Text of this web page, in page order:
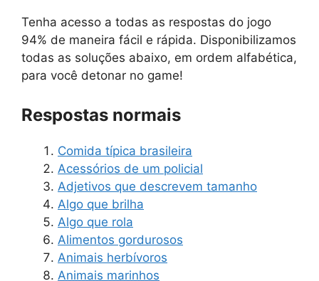
Tenha acesso a todas as respostas do jogo
94% de maneira fácil e rápida. Disponibilizamos
todas as soluções abaixo, em ordem alfabética,
para você detonar no game!
Respostas normais
Comida típica brasileira
Acessórios de um policial
Adjetivos que descrevem tamanho
Algo que brilha
Algo que rola
Alimentos gordurosos
Animais herbívoros
Animais marinhos